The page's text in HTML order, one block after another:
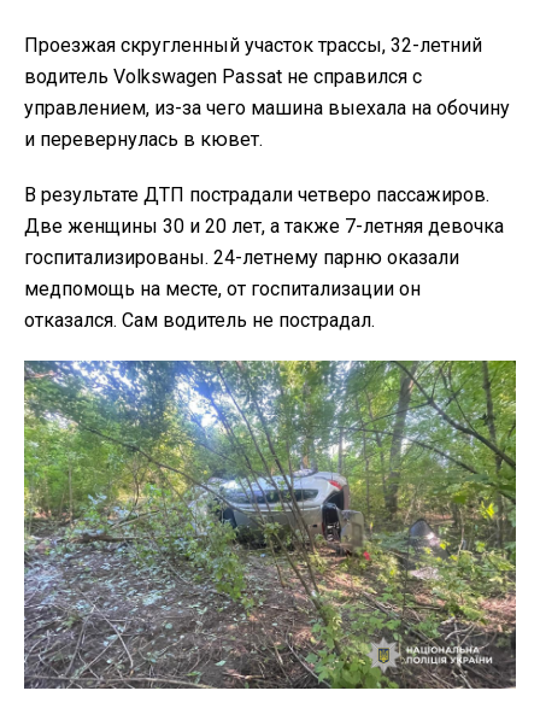
Проезжая скругленный участок трассы, 32-летний
водитель Volkswagen Passat не справился с
управлением, из-за чего машина выехала на обочину
и перевернулась в кювет.
В результате ДТП пострадали четверо пассажиров.
Две женщины 30 и 20 лет, а также 7-летняя девочка
госпитализированы. 24-летнему парню оказали
медпомощь на месте, от госпитализации он
отказался. Сам водитель не пострадал.